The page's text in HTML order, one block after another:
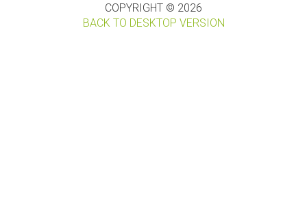
COPYRIGHT © 2026
BACK TO DESKTOP VERSION